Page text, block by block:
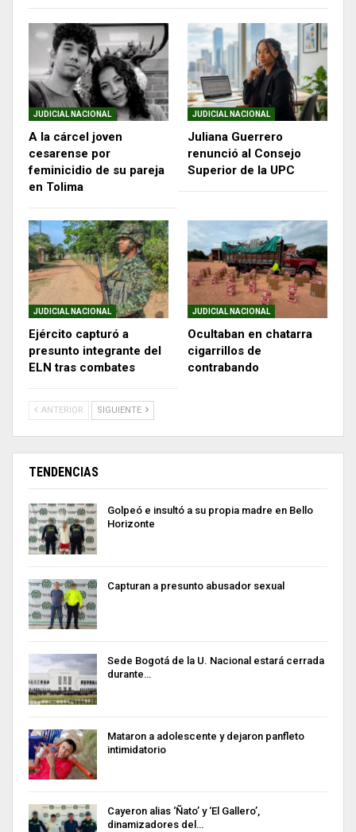
JUDICIAL NACIONAL
A la cárcel joven
cesarense por
feminicidio de su pareja
en Tolima
JUDICIAL NACIONAL
Juliana Guerrero
renunció al Consejo
Superior de la UPC
JUDICIAL NACIONAL
Ejército capturó a
presunto integrante del
ELN tras combates
JUDICIAL NACIONAL
Ocultaban en chatarra
cigarrillos de
contrabando
ANTERIOR SIGUIENTE
TENDENCIAS
Golpeó e insultó a su propia madre en Bello
Horizonte
Capturan a presunto abusador sexual
Sede Bogotá de la U. Nacional estará cerrada
durante…
Mataron a adolescente y dejaron panfleto
intimidatorio
Cayeron alias ‘Ñato’ y ‘El Gallero’,
dinamizadores del…